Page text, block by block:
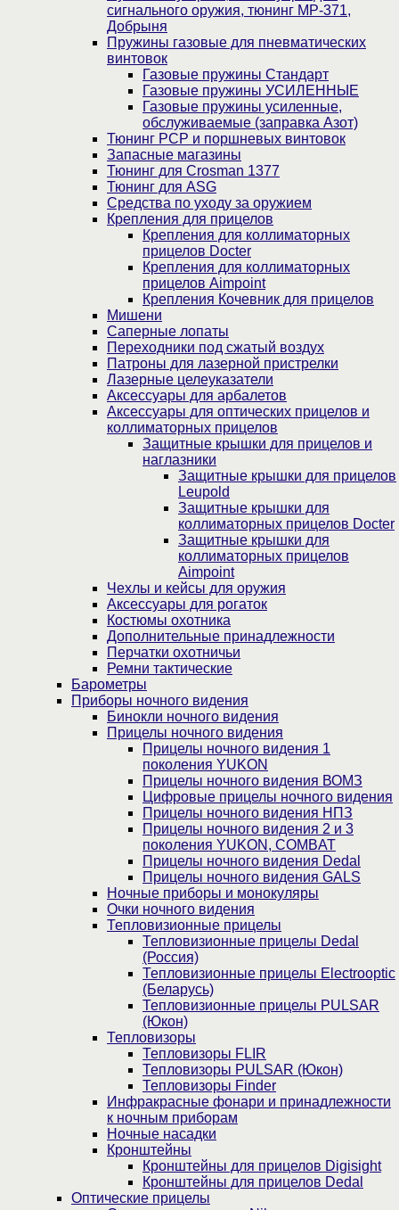
сигнального оружия, тюнинг МР-371,
Добрыня
Пружины газовые для пневматических
винтовок
Газовые пружины Стандарт
Газовые пружины УСИЛЕННЫЕ
Газовые пружины усиленные,
обслуживаемые (заправка Азот)
Тюнинг PCP и поршневых винтовок
Запасные магазины
Тюнинг для Crosman 1377
Тюнинг для ASG
Средства по уходу за оружием
Крепления для прицелов
Крепления для коллиматорных
прицелов Docter
Крепления для коллиматорных
прицелов Aimpoint
Крепления Кочевник для прицелов
Мишени
Саперные лопаты
Переходники под сжатый воздух
Патроны для лазерной пристрелки
Лазерные целеуказатели
Аксессуары для арбалетов
Аксессуары для оптических прицелов и
коллиматорных прицелов
Защитные крышки для прицелов и
наглазники
Защитные крышки для прицелов
Leupold
Защитные крышки для
коллиматорных прицелов Docter
Защитные крышки для
коллиматорных прицелов
Aimpoint
Чехлы и кейсы для оружия
Аксессуары для рогаток
Костюмы охотника
Дополнительные принадлежности
Перчатки охотничьи
Ремни тактические
Барометры
Приборы ночного видения
Бинокли ночного видения
Прицелы ночного видения
Прицелы ночного видения 1
поколения YUKON
Прицелы ночного видения ВОМЗ
Цифровые прицелы ночного видения
Прицелы ночного видения НПЗ
Прицелы ночного видения 2 и 3
поколения YUKON, COMBAT
Прицелы ночного видения Dedal
Прицелы ночного видения GALS
Ночные приборы и монокуляры
Очки ночного видения
Тепловизионные прицелы
Тепловизионные прицелы Dedal
(Россия)
Тепловизионные прицелы Electrooptic
(Беларусь)
Тепловизионные прицелы PULSAR
(Юкон)
Тепловизоры
Тепловизоры FLIR
Тепловизоры PULSAR (Юкон)
Тепловизоры Finder
Инфракрасные фонари и принадлежности
к ночным приборам
Ночные насадки
Кронштейны
Кронштейны для прицелов Digisight
Кронштейны для прицелов Dedal
Оптические прицелы